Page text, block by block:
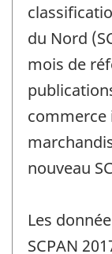
du Nord
mois de
commerce
nouveau
Les
SCPAN